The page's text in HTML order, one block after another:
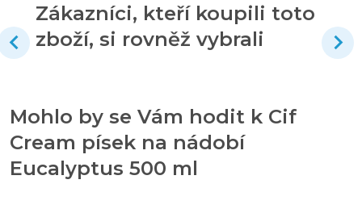
Zákazníci, kteří koupili toto
zboží, si rovněž vybrali
Mohlo by se Vám hodit k Cif
Cream písek na nádobí
Eucalyptus 500 ml